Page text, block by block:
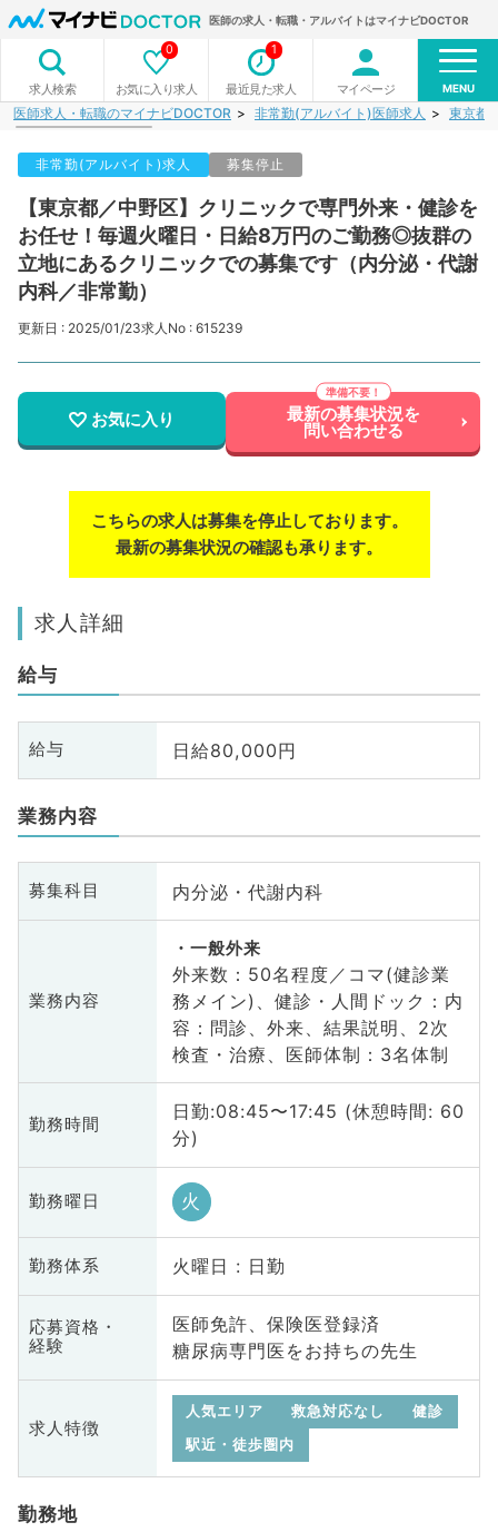
医師の求人・転職・アルバイトはマイナビDOCTOR
求人検索 お気に入り求人
0
最近見た求人
1
マイページ MENU
医師求人・転職のマイナビDOCTOR 非常勤(アルバイト)医師求人 東京都
非常勤(アルバイト)求人 募集停止
【東京都／中野区】クリニックで専門外来・健診を
お任せ！毎週火曜日・日給8万円のご勤務◎抜群の
立地にあるクリニックでの募集です（内分泌・代謝
内科／非常勤）
更新日 : 2025/01/23求人No : 615239
お気に入り 最新の募集状況を
問い合わせる
こちらの求人は募集を停止しております。
最新の募集状況の確認も承ります。
求人詳細
給与
給与 日給80,000円
業務内容
募集科目 内分泌・代謝内科
業務内容
一般外来
外来数：50名程度／コマ(健診業
務メイン)、健診・人間ドック：内
容：問診、外来、結果説明、2次
検査・治療、医師体制：3名体制
勤務時間
日勤:08:45〜17:45 (休憩時間: 60
分)
勤務曜日 火
勤務体系 火曜日 : 日勤
応募資格・
経験
医師免許、保険医登録済
糖尿病専門医をお持ちの先生
求人特徴
人気エリア 救急対応なし
健診
駅近・徒歩圏内
勤務地